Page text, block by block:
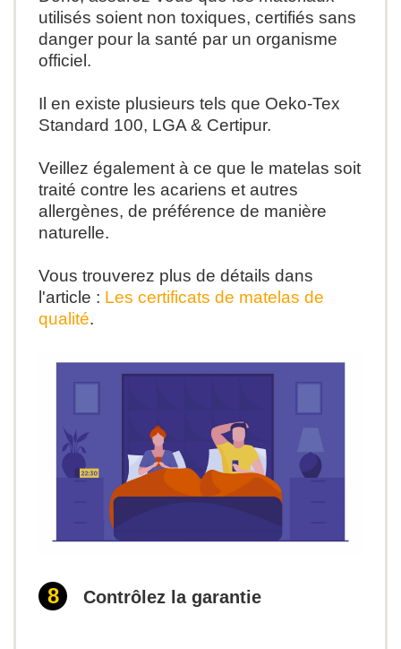
utilisés soient non toxiques, certifiés sans
danger pour la santé par un organisme
officiel.
Il en existe plusieurs tels que Oeko-Tex
Standard 100, LGA & Certipur.
Veillez également à ce que le matelas soit
traité contre les acariens et autres
allergènes, de préférence de manière
naturelle.
Vous trouverez plus de détails dans
l'article : Les certificats de matelas de
qualité.
Contrôlez la garantie